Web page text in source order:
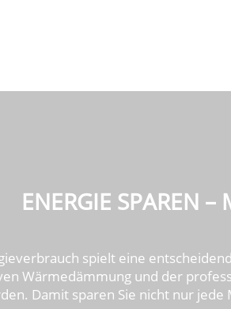
ENERGIE SPAREN
spielt eine
Wärmedämmung und der
Damit sparen Sie nicht nur